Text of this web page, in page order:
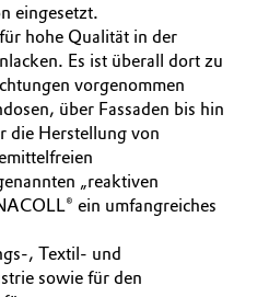
eingesetzt.
hohe Qualität in der
Es ist überall dort zu
vorgenommen
über Fassaden bis hin
die Herstellung von
„reaktiven
ein umfangreiches
, Textil- und
sowie für den